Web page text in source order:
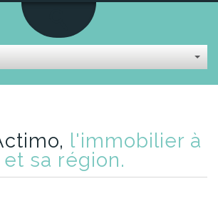
l'immobilier à
sa région.